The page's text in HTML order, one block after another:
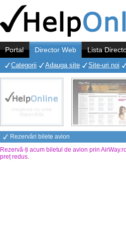
Portal Director Web Lista
Categorii Adauga site Site-uri noi
Rezervări bilete avion
Rezervă-ți acum biletul de avion prin
preț redus.